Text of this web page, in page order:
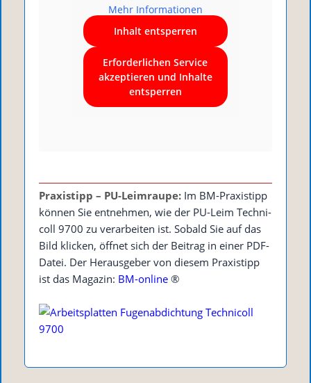
Mehr Infor­ma­tio­nen
Inhalt ent­sper­ren
Erfor­der­li­chen Ser­vice
akzep­tie­ren und Inhal­te
ent­sper­ren
Pra­xis­tipp – PU-Leim­rau­pe: Im BM-Pra­xis­tipp
kön­nen Sie ent­neh­men, wie der PU-Leim Tech­ni­
coll 9700 zu ver­ar­bei­ten ist. Sobald Sie auf das
Bild kli­cken, öff­net sich der Bei­trag in einer PDF-
Datei. Der Her­aus­ge­ber von die­sem Pra­xis­tipp
ist das Maga­zin: BM-online ®